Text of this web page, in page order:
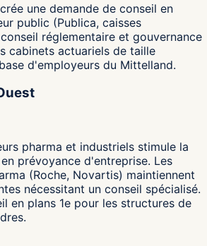
une demande de conseil en
public (Publica, caisses
réglementaire et gouvernance
cabinets actuariels de taille
d'employeurs du Mittelland.
pharma et industriels stimule la
prévoyance d'entreprise. Les
(Roche, Novartis) maintiennent
nécessitant un conseil spécialisé.
en plans 1e pour les structures de